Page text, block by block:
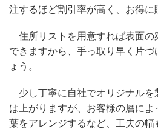
注するほど割引率が高く、お得に
住所リストを用意すれば表面の
できますから、手っ取り早く片
ょう。
少し丁寧に自社でオリジナルを
は上がりますが、お客様の層に
葉をアレンジするなど、工夫の幅